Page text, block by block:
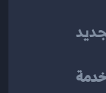
تجديد
عبر صفحات خدمة